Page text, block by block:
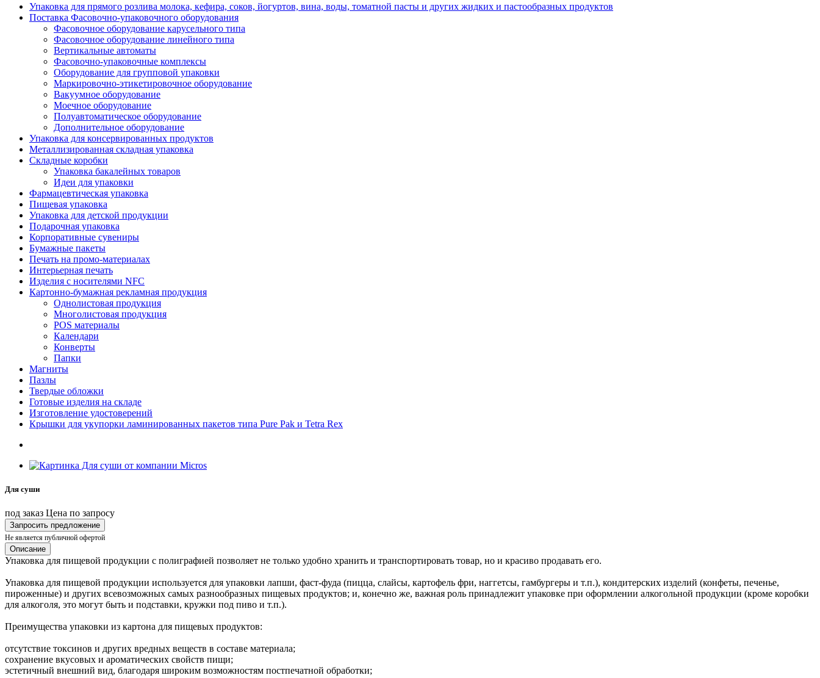
Упаковка для прямого розлива молока, кефира, соков, йогуртов, вина, воды, томатной пасты и других жидких и пастообразных продуктов
Поставка Фасовочно-упаковочного оборудования
Фасовочное оборудование карусельного типа
Фасовочное оборудование линейного типа
Вертикальные автоматы
Фасовочно-упаковочные комплексы
Оборудование для групповой упаковки
Маркировочно-этикетировочное оборудование
Вакуумное оборудование
Моечное оборудование
Полуавтоматическое оборудование
Дополнительное оборудование
Упаковка для консервированных продуктов
Металлизированная складная упаковка
Складные коробки
Упаковка бакалейных товаров
Идеи для упаковки
Фармацевтическая упаковка
Пищевая упаковка
Упаковка для детской продукции
Подарочная упаковка
Корпоративные сувениры
Бумажные пакеты
Печать на промо-материалах
Интерьерная печать
Изделия с носителями NFC
Картонно-бумажная рекламная продукция
Однолистовая продукция
Многолистовая продукция
POS материалы
Календари
Конверты
Папки
Магниты
Пазлы
Твердые обложки
Готовые изделия на складе
Изготовление удостоверений
Крышки для укупорки ламинированных пакетов типа Pure Pak и Tetra Rex
Для суши
под заказ Цена по запросу
Запросить предложение
Не является публичной офертой
Описание
Упаковка для пищевой продукции с полиграфией позволяет не только удобно хранить и транспортировать товар, но и красиво продавать его.
Упаковка для пищевой продукции используется для упаковки лапши, фаст-фуда (пицца, слайсы, картофель фри, наггетсы, гамбургеры и т.п.), кондитерских изделий (конфеты, печенье,
пироженные) и других всевозможных самых разнообразных пищевых продуктов; и, конечно же, важная роль принадлежит упаковке при оформлении алкогольной продукции (кроме коробки
для алкоголя, это могут быть и подставки, кружки под пиво и т.п.).
Преимущества упаковки из картона для пищевых продуктов:
отсутствие токсинов и других вредных веществ в составе материала;
сохранение вкусовых и ароматических свойств пищи;
эстетичный внешний вид, благодаря широким возможностям постпечатной обработки;